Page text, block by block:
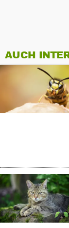
AUCH